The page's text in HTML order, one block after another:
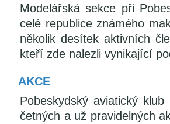
Modelářská sekce při
celé republice známého
několik desítek aktivních
kteří zde nalezli vynikající
AKCE
Pobeskydský aviatický
četných a už pravidelných